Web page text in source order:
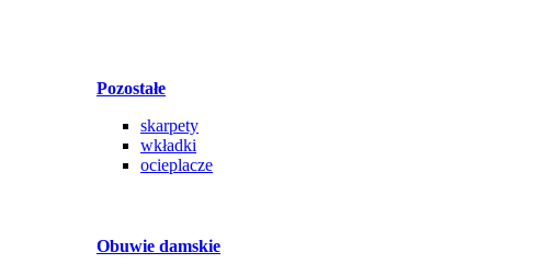
Pozostałe
skarpety
wkładki
ocieplacze
Obuwie damskie